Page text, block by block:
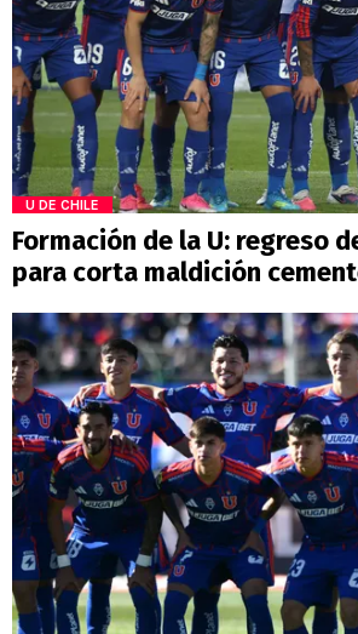
U DE CHILE
Formación de la U: regreso
para corta maldición